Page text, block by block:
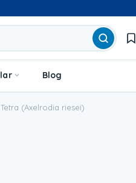
Blog
(Axelrodia riesei)